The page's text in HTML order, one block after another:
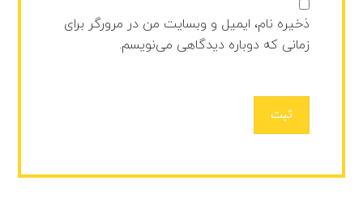
ذخیره نام، ایمیل و وبسایت من در مرورگر برای
زمانی که دوباره دیدگاهی می‌نویسم.
ثبت